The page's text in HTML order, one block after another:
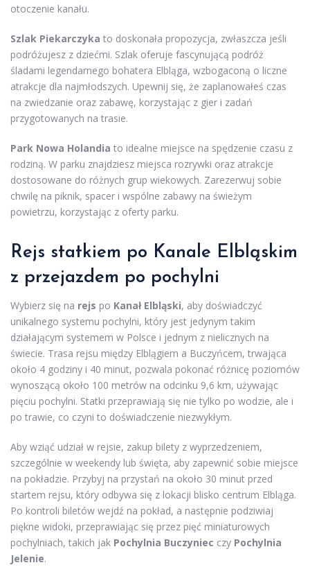
otoczenie kanału.
Szlak Piekarczyka to doskonała propozycja, zwłaszcza jeśli
podróżujesz z dziećmi. Szlak oferuje fascynującą podróż
śladami legendarnego bohatera Elbląga, wzbogaconą o liczne
atrakcje dla najmłodszych. Upewnij się, że zaplanowałeś czas
na zwiedzanie oraz zabawę, korzystając z gier i zadań
przygotowanych na trasie.
Park Nowa Holandia to idealne miejsce na spędzenie czasu z
rodziną. W parku znajdziesz miejsca rozrywki oraz atrakcje
dostosowane do różnych grup wiekowych. Zarezerwuj sobie
chwilę na piknik, spacer i wspólne zabawy na świeżym
powietrzu, korzystając z oferty parku.
Rejs statkiem po Kanale Elbląskim
z przejazdem po pochylni
Wybierz się na rejs po Kanał Elbląski, aby doświadczyć
unikalnego systemu pochylni, który jest jedynym takim
działającym systemem w Polsce i jednym z nielicznych na
świecie. Trasa rejsu między Elblągiem a Buczyńcem, trwająca
około 4 godziny i 40 minut, pozwala pokonać różnicę poziomów
wynoszącą około 100 metrów na odcinku 9,6 km, używając
pięciu pochylni. Statki przeprawiają się nie tylko po wodzie, ale i
po trawie, co czyni to doświadczenie niezwykłym.
Aby wziąć udział w rejsie, zakup bilety z wyprzedzeniem,
szczególnie w weekendy lub święta, aby zapewnić sobie miejsce
na pokładzie. Przybyj na przystań na około 30 minut przed
startem rejsu, który odbywa się z lokacji blisko centrum Elbląga.
Po kontroli biletów wejdź na pokład, a następnie podziwiaj
piękne widoki, przeprawiając się przez pięć miniaturowych
pochylniach, takich jak Pochylnia Buczyniec czy Pochylnia
Jelenie.